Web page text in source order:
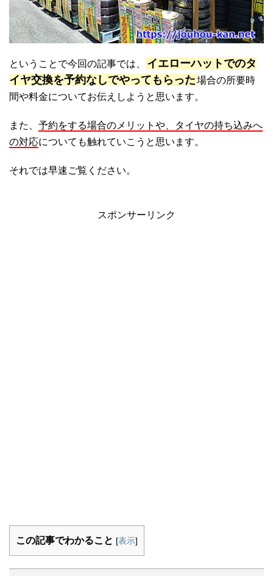
ということで今回の記事では、
イエローハットでのタ
イヤ交換を予約なしでやってもらった場合の所要時
間や料金についてお伝えしようと思います。
また、 予約をする場合のメリットや、タイヤの持ち込みへ
の対応についても触れていこうと思います。
それでは早速ご覧ください。
スポンサーリンク
この記事でわかること [表示]